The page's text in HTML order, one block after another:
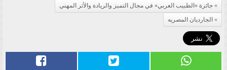
جائزة «الطبيب العربي» في مجال التميز والريادة والأثر المهني
الجارديان المصريه